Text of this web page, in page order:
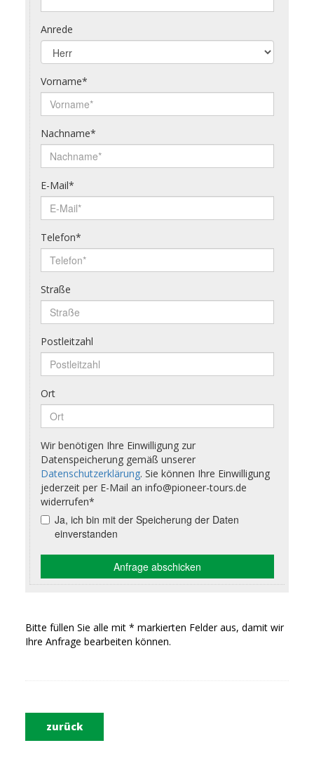
Bitte füllen Sie alle mit * markierten Felder aus, damit wir
Ihre Anfrage bearbeiten können.
zurück